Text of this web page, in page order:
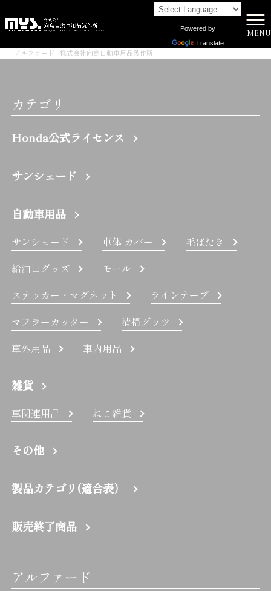
Powered by
Translate
MENU
アルファード | 株式会社向島自動車用品製作所
カテゴリ
Honda公式ライセンス
サンシェード
自動車用品
サンシェード 車体 カバー
毛ばたき
給油口グッズ
モール
ステッカー・マグネット
ラインテープ
マフラーカッター
清掃グッツ
車外用品
車内用品
雑貨
車関連用品 ねこ雑貨
その他
製品カテゴリ(適合表）
販売終了商品
アルファード